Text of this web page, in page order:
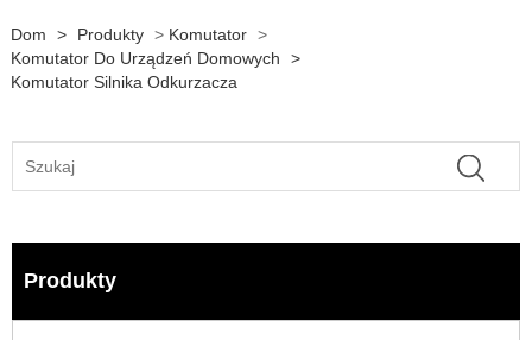
Dom > Produkty > Komutator >
Komutator Do Urządzeń Domowych
>
Komutator Silnika Odkurzacza
Produkty